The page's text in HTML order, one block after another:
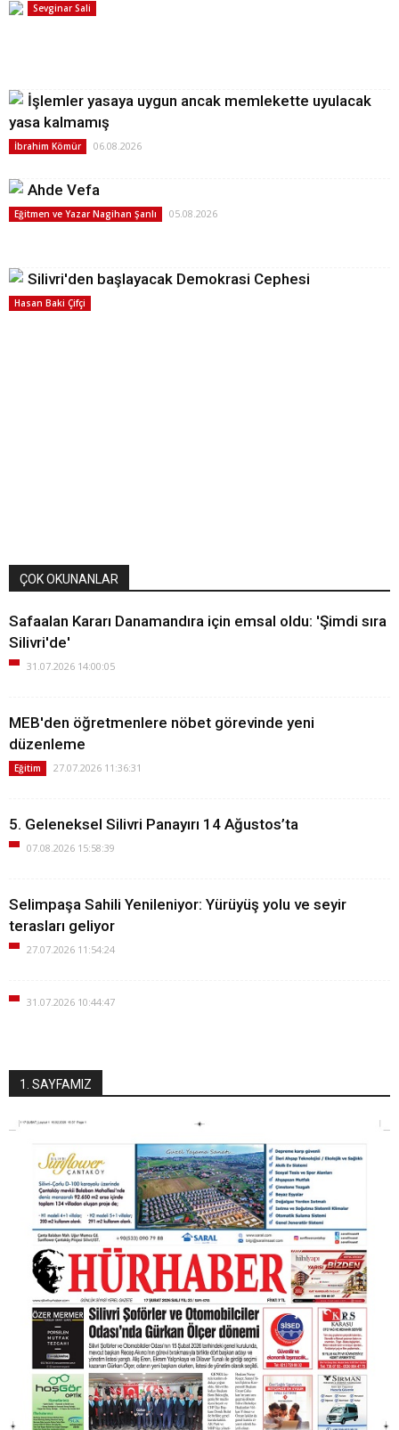
Sevginar Sali
İşlemler yasaya uygun ancak memlekette uyulacak
yasa kalmamış
İbrahim Kömür 06.08.2026
Ahde Vefa
Eğitmen ve Yazar Nagihan Şanlı 05.08.2026
Silivri'den başlayacak Demokrasi Cephesi
Hasan Baki Çifçi
ÇOK OKUNANLAR
Safaalan Kararı Danamandıra için emsal oldu: 'Şimdi sıra
Silivri'de'
31.07.2026 14:00:05
MEB'den öğretmenlere nöbet görevinde yeni
düzenleme
Eğitim 27.07.2026 11:36:31
5. Geleneksel Silivri Panayırı 14 Ağustos’ta
07.08.2026 15:58:39
Selimpaşa Sahili Yenileniyor: Yürüyüş yolu ve seyir
terasları geliyor
27.07.2026 11:54:24
31.07.2026 10:44:47
1. SAYFAMIZ